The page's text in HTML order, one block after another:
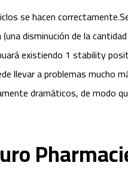
se hacen
disminución de la
existiendo 1 stability
llevar a problemas mucho
dramáticos, de modo